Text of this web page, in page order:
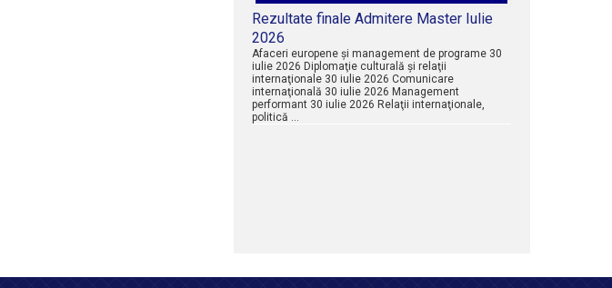
Rezultate finale Admitere Master Iulie
2026
Afaceri europene şi management de programe 30
iulie 2026 Diplomaţie culturală şi relaţii
internaţionale 30 iulie 2026 Comunicare
internaţională 30 iulie 2026 Management
performant 30 iulie 2026 Relaţii internaţionale,
politică …